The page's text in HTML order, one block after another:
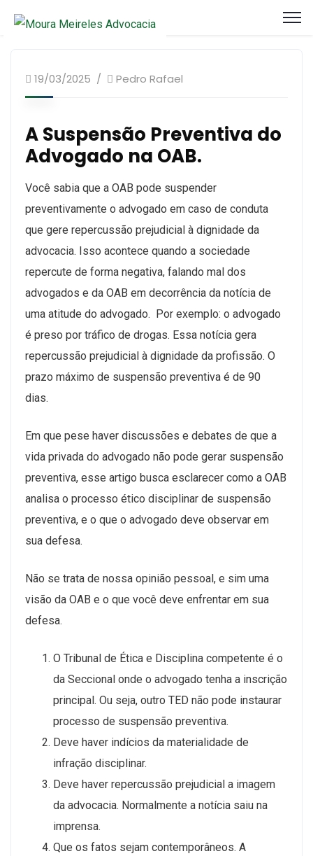
19/03/2025 Pedro Rafael
A Suspensão Preventiva do
Advogado na OAB.
Você sabia que a OAB pode suspender
preventivamente o advogado em caso de conduta
que gere repercussão prejudicial à dignidade da
advocacia. Isso acontece quando a sociedade
repercute de forma negativa, falando mal dos
advogados e da OAB em decorrência da notícia de
uma atitude do advogado. Por exemplo: o advogado
é preso por tráfico de drogas. Essa notícia gera
repercussão prejudicial à dignidade da profissão. O
prazo máximo de suspensão preventiva é de 90
dias.
Em que pese haver discussões e debates de que a
vida privada do advogado não pode gerar suspensão
preventiva, esse artigo busca esclarecer como a OAB
analisa o processo ético disciplinar de suspensão
preventiva, e o que o advogado deve observar em
sua defesa.
Não se trata de nossa opinião pessoal, e sim uma
visão da OAB e o que você deve enfrentar em sua
defesa.
O Tribunal de Ética e Disciplina competente é o
da Seccional onde o advogado tenha a inscrição
principal. Ou seja, outro TED não pode instaurar
processo de suspensão preventiva.
Deve haver indícios da materialidade de
infração disciplinar.
Deve haver repercussão prejudicial a imagem
da advocacia. Normalmente a notícia saiu na
imprensa.
Que os fatos sejam contemporâneos. A